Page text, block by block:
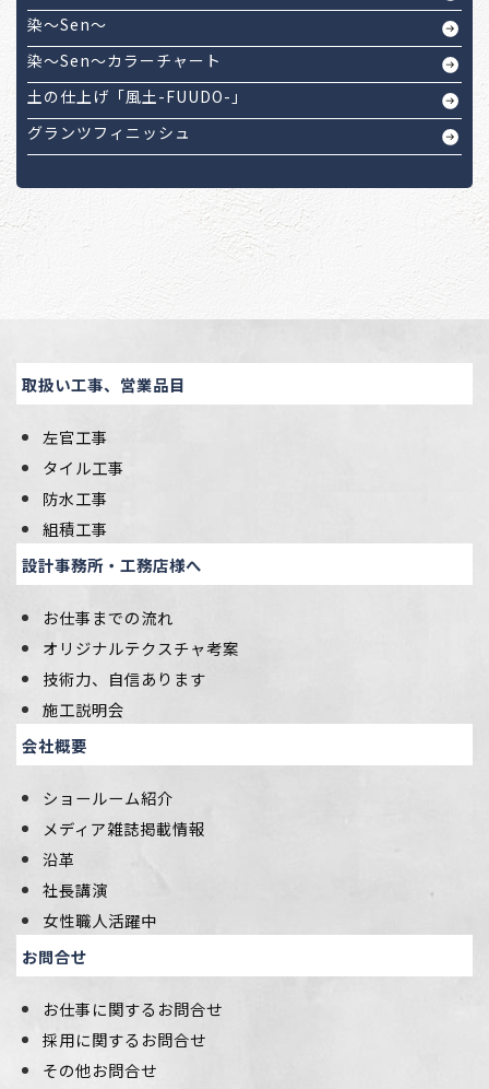
染～Sen～
染～Sen～カラーチャート
土の仕上げ「風土-FUUDO-」
グランツフィニッシュ
取扱い工事、営業品目
左官工事
タイル工事
防水工事
組積工事
設計事務所・工務店様へ
お仕事までの流れ
オリジナルテクスチャ考案
技術力、自信あります
施工説明会
会社概要
ショールーム紹介
メディア雑誌掲載情報
沿革
社長講演
女性職人活躍中
お問合せ
お仕事に関するお問合せ
採用に関するお問合せ
その他お問合せ